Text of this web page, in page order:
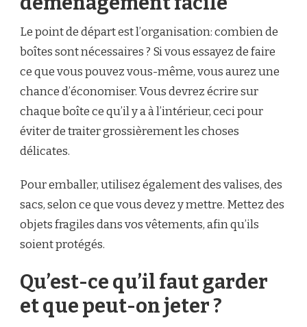
Le point de départ est l’organisation: combien de
boîtes sont nécessaires ? Si vous essayez de faire
ce que vous pouvez vous-même, vous aurez une
chance d’économiser. Vous devrez écrire sur
chaque boîte ce qu’il y a à l’intérieur, ceci pour
éviter de traiter grossièrement les choses
délicates.
Pour emballer, utilisez également des valises, des
sacs, selon ce que vous devez y mettre. Mettez des
objets fragiles dans vos vêtements, afin qu’ils
soient protégés.
Qu’est-ce qu’il faut garder
et que peut-on jeter ?